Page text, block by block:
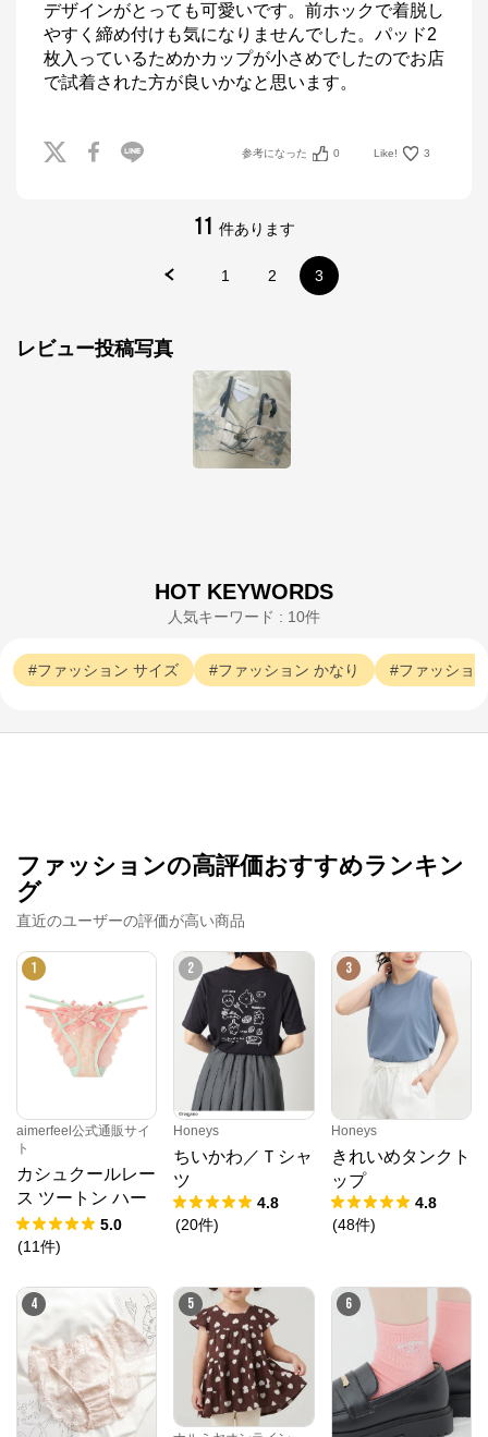
デザインがとっても可愛いです。前ホックで着脱し
やすく締め付けも気になりませんでした。パッド2
枚入っているためかカップが小さめでしたのでお店
で試着された方が良いかなと思います。
参考になった 0 Like! 3
11 件あります
1 2 3
レビュー投稿写真
HOT KEYWORDS
人気キーワード : 10件
ファッション サイズ ファッション かなり ファッショ
ファッションの高評価おすすめランキン
グ
直近のユーザーの評価が高い商品
1
aimerfeel公式通販サイ
ト
カシュクールレー
ス ツートン ハー
フバックショーツ
5.0
(11件)
2
Honeys
ちいかわ／Ｔシャ
ツ
4.8
(20件)
3
Honeys
きれいめタンクト
ップ
4.8
(48件)
4 5 6